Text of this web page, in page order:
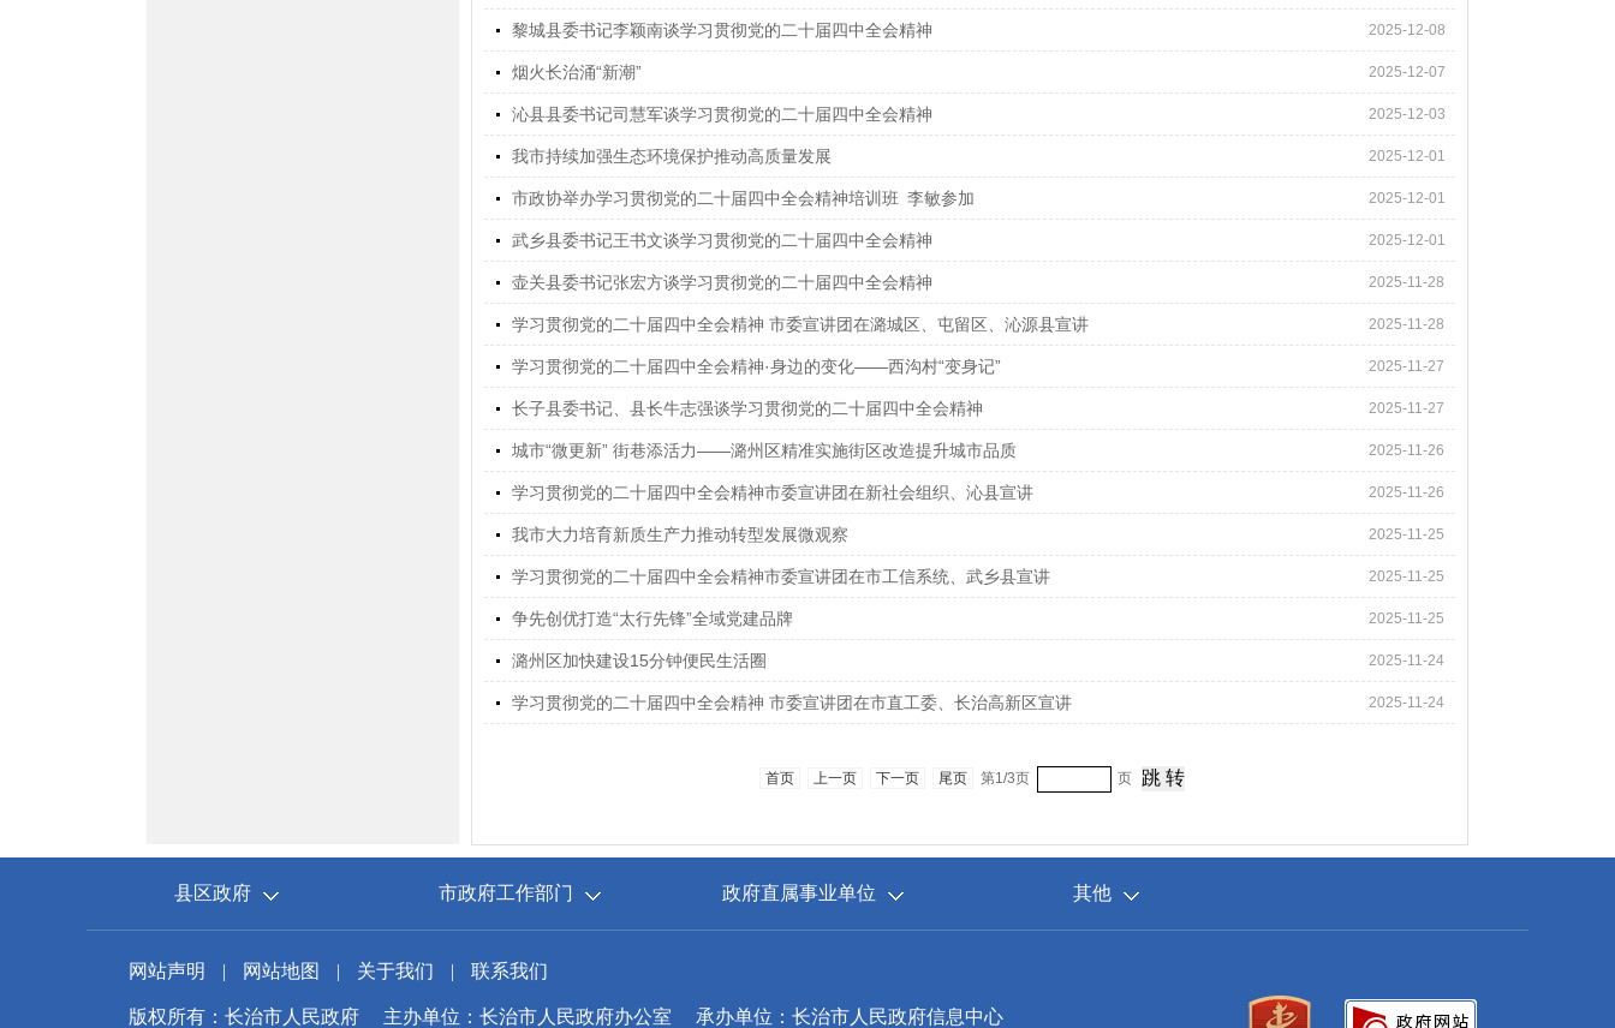
黎城县委书记李颖南谈学习贯彻党的二十届四中全会精神 2025-12-08
烟火长治涌“新潮” 2025-12-07
沁县县委书记司慧军谈学习贯彻党的二十届四中全会精神 2025-12-03
我市持续加强生态环境保护推动高质量发展 2025-12-01
市政协举办学习贯彻党的二十届四中全会精神培训班 李敏参加 2025-12-01
武乡县委书记王书文谈学习贯彻党的二十届四中全会精神 2025-12-01
壶关县委书记张宏方谈学习贯彻党的二十届四中全会精神 2025-11-28
学习贯彻党的二十届四中全会精神 市委宣讲团在潞城区、屯留区、沁源县宣讲 2025-11-28
学习贯彻党的二十届四中全会精神·身边的变化——西沟村“变身记” 2025-11-27
长子县委书记、县长牛志强谈学习贯彻党的二十届四中全会精神 2025-11-27
城市“微更新” 街巷添活力——潞州区精准实施街区改造提升城市品质 2025-11-26
学习贯彻党的二十届四中全会精神市委宣讲团在新社会组织、沁县宣讲 2025-11-26
我市大力培育新质生产力推动转型发展微观察 2025-11-25
学习贯彻党的二十届四中全会精神市委宣讲团在市工信系统、武乡县宣讲 2025-11-25
争先创优打造“太行先锋”全域党建品牌 2025-11-25
潞州区加快建设15分钟便民生活圈 2025-11-24
学习贯彻党的二十届四中全会精神 市委宣讲团在市直工委、长治高新区宣讲 2025-11-24
首页 上一页 下一页 尾页 第1/3页 页
县区政府 市政府工作部门 政府直属事业单位 其他
网站声明 | 网站地图 | 关于我们 | 联系我们
版权所有：长治市人民政府 主办单位：长治市人民政府办公室 承办单位：长治市人民政府信息中心